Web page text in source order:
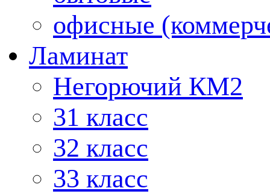
офисные
Ламинат
Негорючий КМ2
31 класс
32 класс
33 класс